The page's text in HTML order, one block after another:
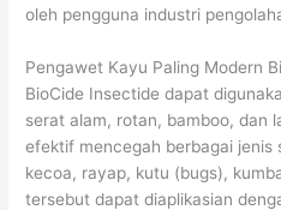
oleh pengguna industri
Pengawet Kayu Paling Modern
BioCide Insectide dapat
serat alam, rotan, bamboo, dan
efektif mencegah berbagai jenis
kecoa, rayap, kutu (bugs),
tersebut dapat diaplikasian